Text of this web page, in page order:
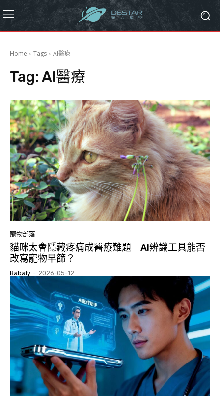
Home Tags AI醫療
Tag: AI醫療
寵物部落
貓咪太會隱藏疼痛成醫療難題 AI辨識工具能否
改寫寵物早篩？
Babaly - 2026-05-12